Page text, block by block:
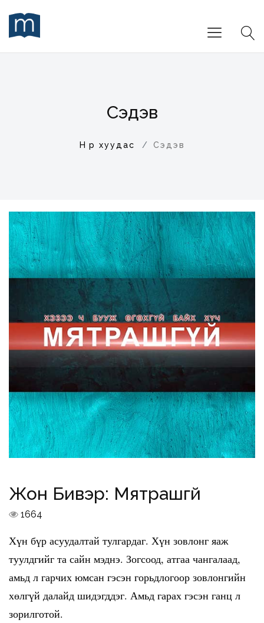
Сэдэв
Нүүр хуудас Сэдэв
Жон Бивэр: Мятрашгүй
1664
Хүн бүр асуудалтай тулгардаг. Хүн зовлонг яаж
туулдгийг та сайн мэднэ. Зогсоод, атгаа чангалаад,
амьд л гарчих юмсан гэсэн горьдлогоор зовлонгийн
хөлгүй далайд шидэгддэг. Амьд гарах гэсэн ганц л
зорилготой.